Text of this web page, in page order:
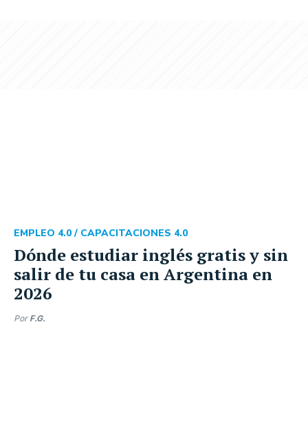
Dónde estudiar inglés gratis y sin
salir de tu casa en Argentina en
2026
EMPLEO 4.0 / CAPACITACIONES 4.0
Por F.G.